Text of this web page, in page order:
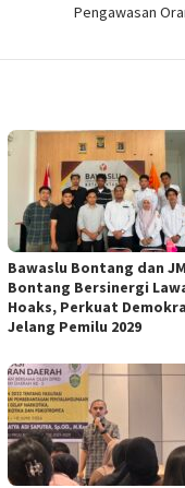
Pengawasan
Bawaslu Bontang dan
Bontang Bersinergi
Hoaks, Perkuat
Jelang Pemilu 2029